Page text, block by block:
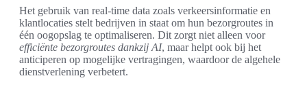
Het gebruik van real-time data zoals verkeersinformatie en
klantlocaties stelt bedrijven in staat om hun bezorgroutes in
één oogopslag te optimaliseren. Dit zorgt niet alleen voor
efficiënte bezorgroutes dankzij AI, maar helpt ook bij het
anticiperen op mogelijke vertragingen, waardoor de algehele
dienstverlening verbetert.